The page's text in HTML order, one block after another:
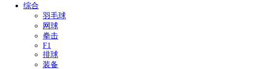
综合
羽毛球
网球
拳击
F1
排球
装备